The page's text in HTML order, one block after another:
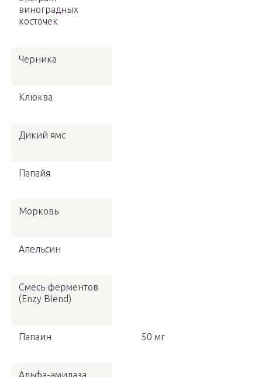
виноградных
косточек
Черника
Клюква
Дикий ямс
Папайя
Морковь
Апельсин
Смесь ферментов
(Enzy Blend)
Папаин 50 мг
Альфа-амилаза